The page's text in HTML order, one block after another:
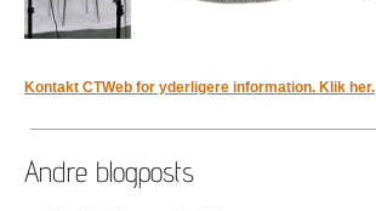
Kontakt CTWeb for yderligere information. Klik her.
Andre blogposts